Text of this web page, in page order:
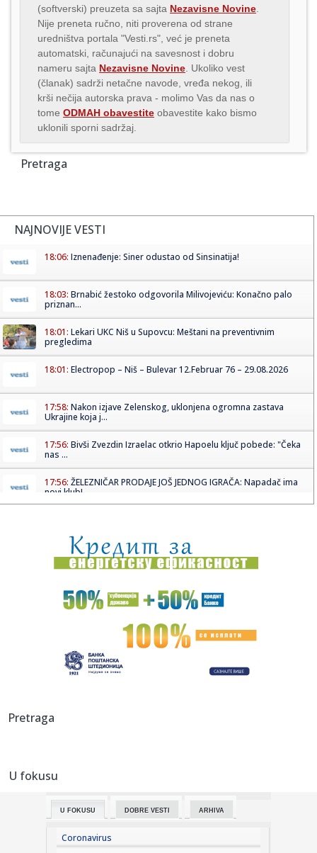
(softverski) preuzeta sa sajta Nezavisne Novine
Nije preneta ručno, niti proverena od strane
uredništva portala "Vesti.rs", već je preneta
automatski, računajući na savesnost i dobru
nameru sajta Nezavisne Novine . Ukoliko vest
(članak) sadrži netačne navode, vređa nekog, ili
krši nečija autorska prava - molimo Vas da nas o
tome ODMAH obavestite obavestite kako bismo
uklonili sporni sadržaj.
Pretraga
NAJNOVIJE VESTI
18:06: Iznenađenje: Siner odustao od Sinsinatija!
18:03: Brnabić žestoko odgovorila Milivojeviću: Konačno palo
priznan...
18:01: Lekari UKC Niš u Supovcu: Meštani na preventivnim
pregledima
18:01: Electropop – Niš – Bulevar 12.Februar 76 – 29.08.2026
17:58: Nakon izjave Zelenskog, uklonjena ogromna zastava
Ukrajine koja j...
17:56: Bivši Zvezdin Izraelac otkrio Hapoelu ključ pobede: "Čeka
nas ...
17:56: ŽELEZNIČAR PRODAJE JOŠ JEDNOG IGRAČA: Napadač ima
novi klub!
17:55:Nedović opisao mučan rastanak sa Zvezdom i otkrio šta
ga je na...
17:45:Preminula kraljica romske muzike, njena posljednja poruka
rasplak...
Moto GP: Fernandez pokorio Silverston
17:43:Vučić u podkastu kod Matijasa Defnera: "Srbija nije
glas
17:39:
17:39:
Kurtinović o digitalnom nasilju: Potrebna bolja zakonska
Pretraga
U fokusu
U FOKUSU DOBRE VESTI ARHIVA
Coronavirus